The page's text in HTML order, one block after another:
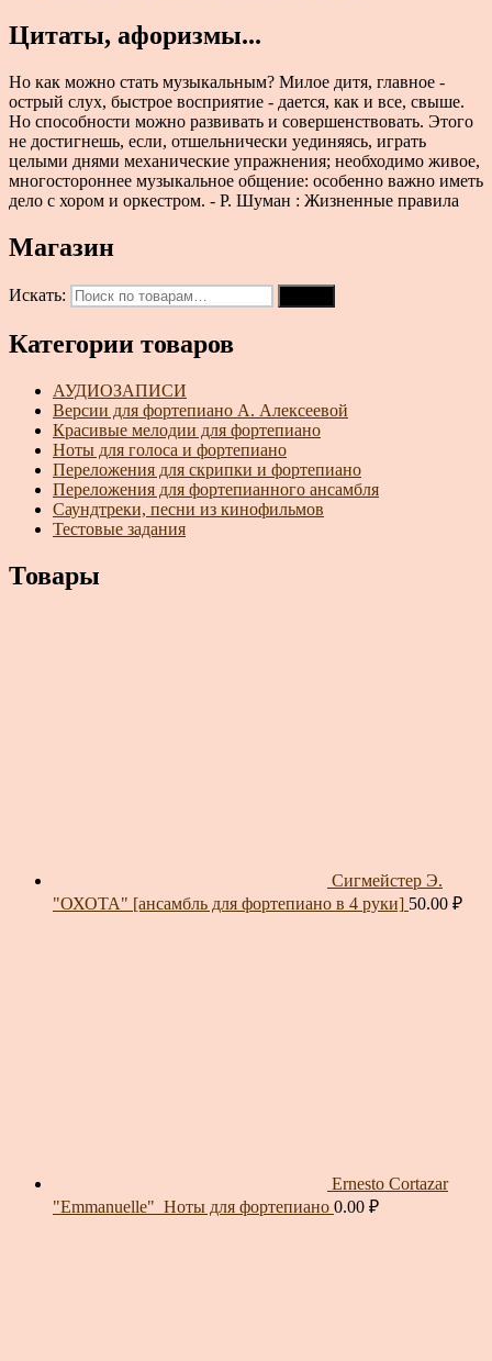
Цитаты, афоризмы...
Но как можно стать музыкальным? Милое дитя, главное -
острый слух, быстрое восприятие - дается, как и все, свыше.
Но способности можно развивать и совершенствовать. Этого
не достигнешь, если, отшельнически уединяясь, играть
целыми днями механические упражнения; необходимо живое,
многостороннее музыкальное общение: особенно важно иметь
дело с хором и оркестром. - Р. Шуман : Жизненные правила
Магазин
Искать:
Категории товаров
АУДИОЗАПИСИ
Версии для фортепиано А. Алексеевой
Красивые мелодии для фортепиано
Ноты для голоса и фортепиано
Переложения для скрипки и фортепиано
Переложения для фортепианного ансамбля
Саундтреки, песни из кинофильмов
Тестовые задания
Товары
Сигмейстер Э.
"ОХОТА" [ансамбль для фортепиано в 4 руки] 50.00 ₽
Ernesto Cortazar
"Emmanuelle"_Ноты для фортепиано 0.00 ₽